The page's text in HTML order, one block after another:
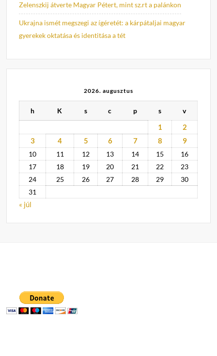
Zelenszkij átverte Magyar Pétert, mint sz.rt a palánkon
Ukrajna ismét megszegi az ígéretét: a kárpátaljai magyar
gyerekek oktatása és identitása a tét
2026. augusztus
h K s c p s v
1
2
3
4 5 6 7 8 9
10 11 12 13 14 15
16
17
18 19 20 21 22
23
24
25 26 27 28 29
30
31
« júl